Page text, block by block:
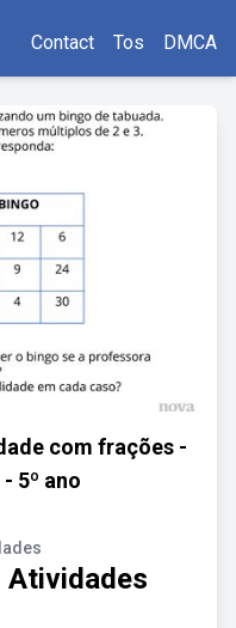
Contact Tos DMCA
com frações -
5º ano
Atividades